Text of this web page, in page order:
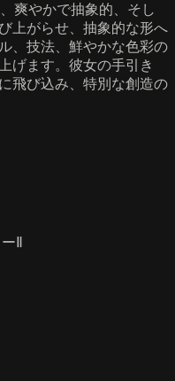
爽やかで抽象的、そし
上がらせ、抽象的な形へ
、技法、鮮やかな色彩の
げます。彼女の手引き
飛び込み、特別な創造の
Ⅱ